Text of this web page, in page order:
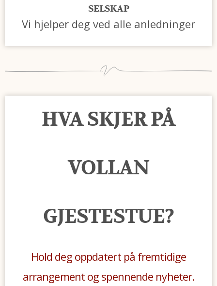
SELSKAP
Vi hjelper deg ved alle anledninger
HVA SKJER PÅ
VOLLAN
GJESTESTUE?
Hold deg oppdatert på fremtidige
arrangement og spennende nyheter.